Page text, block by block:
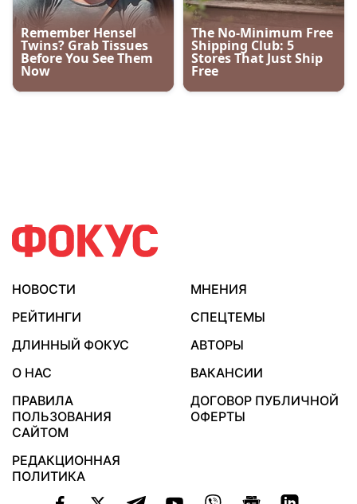
НОВОСТИ
МНЕНИЯ
РЕЙТИНГИ
СПЕЦТЕМЫ
ДЛИННЫЙ ФОКУС
АВТОРЫ
О НАС
ВАКАНСИИ
ПРАВИЛА
ПОЛЬЗОВАНИЯ
САЙТОМ
ДОГОВОР ПУБЛИЧНОЙ
ОФЕРТЫ
РЕДАКЦИОННАЯ
ПОЛИТИКА